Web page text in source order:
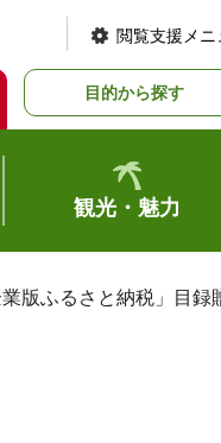
閲覧支援メニ
目的から探す
観光・魅力
版ふるさと納税」目録